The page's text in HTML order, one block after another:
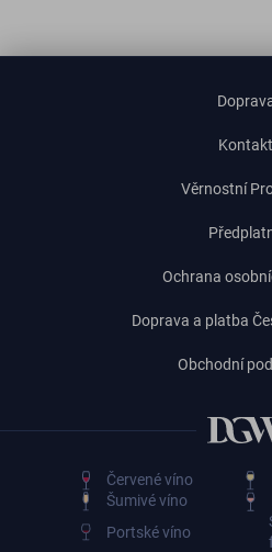
Kontakt
Věrnostní
Ochrana
Doprava a platba
Obchodní
Červené víno
Šumivé víno
Portské víno